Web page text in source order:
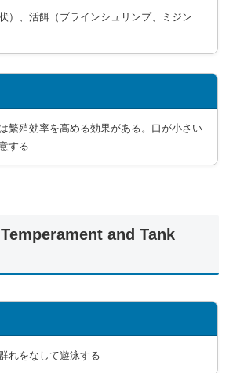
）、活餌（ブラインシュリンプ、ミジン
繁殖効率を高める効果がある。口が小さい
する
and Tank
れをなして遊泳する